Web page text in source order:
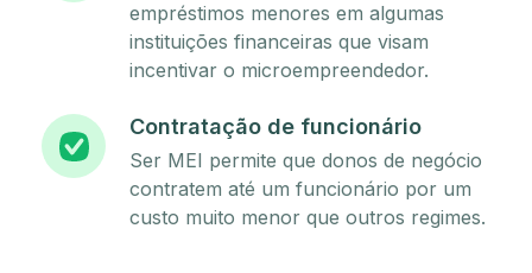
empréstimos menores em algumas
instituições financeiras que visam
incentivar o microempreendedor.
Contratação de funcionário
Ser MEI permite que donos de negócio
contratem até um funcionário por um
custo muito menor que outros regimes.